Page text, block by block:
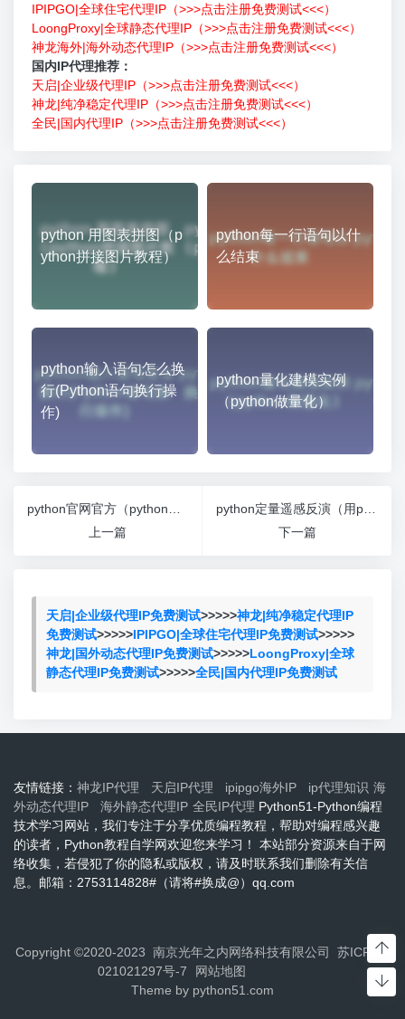
IPIPGO|全球住宅代理IP（>>>点击注册免费测试<<<）
LoongProxy|全球静态代理IP（>>>点击注册免费测试<<<）
神龙海外|海外动态代理IP（>>>点击注册免费测试<<<）
国内IP代理推荐：
天启|企业级代理IP（>>>点击注册免费测试<<<）
神龙|纯净稳定代理IP（>>>点击注册免费测试<<<）
全民|国内代理IP（>>>点击注册免费测试<<<）
python 用图表拼图（p
ython拼接图片教程）
python每一行语句以什
么结束
python输入语句怎么换
行(Python语句换行操
作)
python量化建模实例
（python做量化）
上一篇
下一篇
天启|企业级代理IP免费测试>>>>>神龙|纯净稳定代理IP
免费测试>>>>>IPIPGO|全球住宅代理IP免费测试>>>>>
神龙|国外动态代理IP免费测试>>>>>LoongProxy|全球
静态代理IP免费测试>>>>>全民|国内代理IP免费测试
友情链接： 神龙IP代理 天启IP代理 ipipgo海外IP ip代理知识 海
外动态代理IP
海外静态代理IP 全民IP代理 Python51-Python编程
技术学习网站，我们专注于分享优质编程教程，帮助对编程感兴趣
的读者，Python教程自学网欢迎您来学习！ 本站部分资源来自于网
络收集，若侵犯了你的隐私或版权，请及时联系我们删除有关信
息。邮箱：2753114828#（请将#换成@）qq.com
Copyright ©2020-2023 南京光年之内网络科技有限公司 苏ICP备2
021021297号-7
网站地图
Theme by python51.com